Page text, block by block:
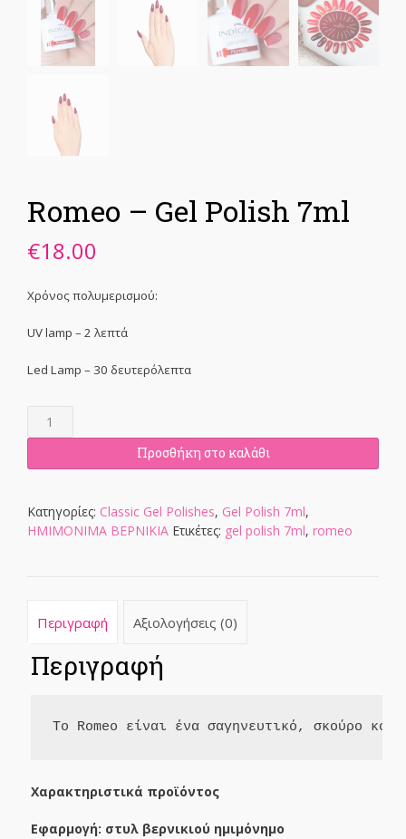
Romeo – Gel Polish 7ml
€18.00
Χρόνος πολυμερισμού:
UV lamp – 2 λεπτά
Led Lamp – 30 δευτερόλεπτα
Romeo
-
Polish
ποσότητα
Προσθήκη στο καλάθι
Κατηγορίες: Classic Gel Polishes, Gel Polish 7ml,
ΗΜΙΜΟΝΙΜΑ ΒΕΡΝΙΚΙΑ Ετικέτες: gel polish 7ml, romeo
Περιγραφή Αξιολογήσεις (0)
Περιγραφή
Το Romeo είναι ένα σαγηνευτικό, σκούρο
Χαρακτηριστικά προϊόντος
Εφαρμογή: στυλ βερνικιού ημιμόνημο